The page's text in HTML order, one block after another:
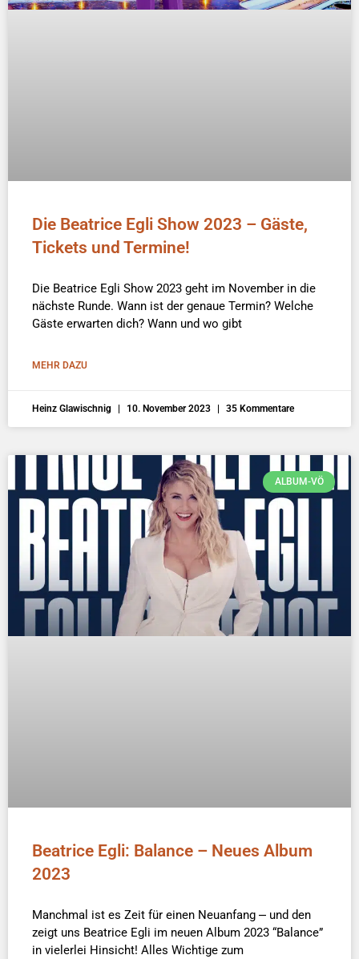
Die Beatrice Egli Show 2023 – Gäste,
Tickets und Termine!
Die Beatrice Egli Show 2023 geht im November in die
nächste Runde. Wann ist der genaue Termin? Welche
Gäste erwarten dich? Wann und wo gibt
MEHR DAZU
Heinz Glawischnig 10. November 2023 35 Kommentare
ALBUM-VÖ
Beatrice Egli: Balance – Neues Album
2023
Manchmal ist es Zeit für einen Neuanfang ⎼ und den
zeigt uns Beatrice Egli im neuen Album 2023 “Balance”
in vielerlei Hinsicht! Alles Wichtige zum